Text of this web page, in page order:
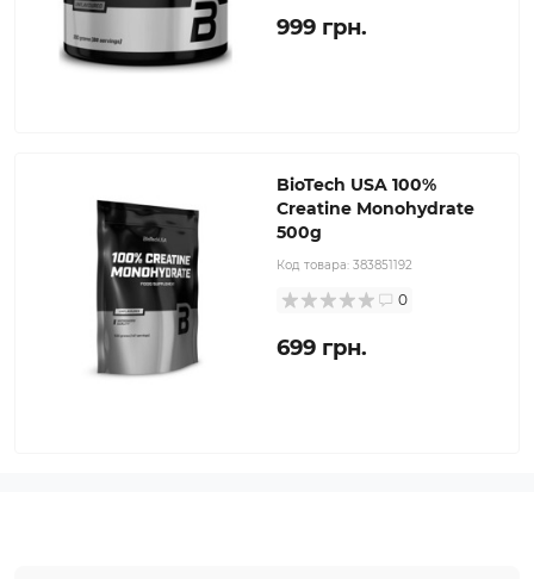
999 грн.
BioTech USA 100%
Creatine Monohydrate
500g
Код товара: 383851192
0
699 грн.